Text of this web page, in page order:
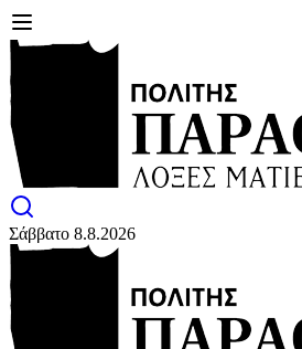
Σάββατο 8.8.2026